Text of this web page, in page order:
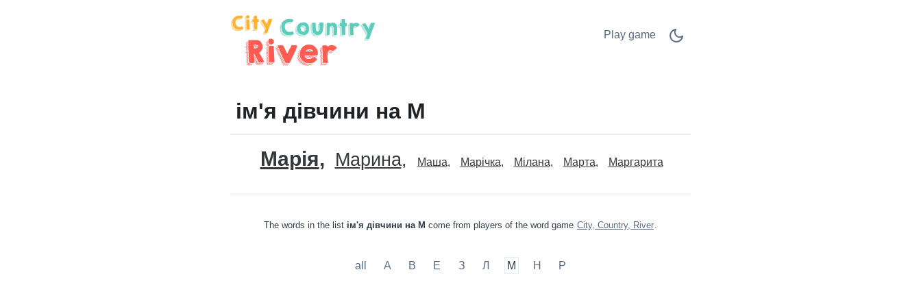
Play game
ім'я дівчини на М
Марія Марина Маша Марічка Мілана Марта Маргарита
The words in the list ім'я дівчини на М come from players of the word game City, Country, River.
all А В Е З Л М Н Р